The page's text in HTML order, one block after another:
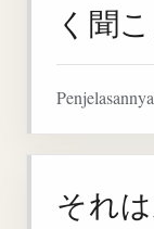
く聞
それは